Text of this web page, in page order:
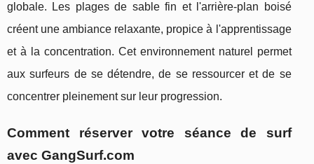
globale. Les plages de sable fin et l'arrière-plan boisé
créent une ambiance relaxante, propice à l'apprentissage
et à la concentration. Cet environnement naturel permet
aux surfeurs de se détendre, de se ressourcer et de se
concentrer pleinement sur leur progression.
Comment réserver votre séance de surf
avec GangSurf.com